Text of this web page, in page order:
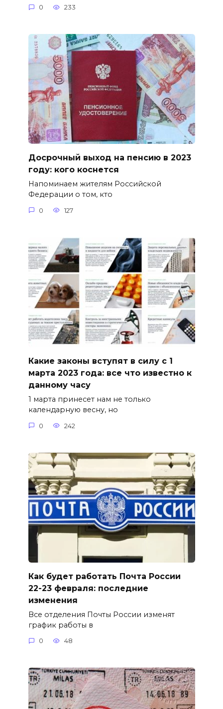
0 233
Досрочный выход на пенсию в 2023
году: кого коснется
Напоминаем жителям Российской
Федерации о том, кто
0 127
Какие законы вступят в силу с 1
марта 2023 года: все что известно к
данному часу
1 марта принесет нам не только
календарную весну, но
0 242
Как будет работать Почта России
22-23 февраля: последние
изменения
Все отделения Почты России изменят
график работы в
0 48